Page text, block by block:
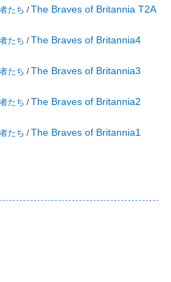
たち /The Braves of Britannia T2A
たち /The Braves of Britannia4
たち /The Braves of Britannia3
たち /The Braves of Britannia2
たち /The Braves of Britannia1